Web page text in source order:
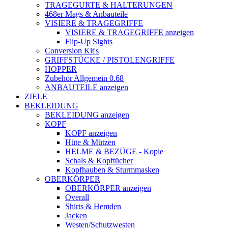
TRAGEGURTE & HALTERUNGEN
468er Mags & Anbauteile
VISIERE & TRAGEGRIFFE
VISIERE & TRAGEGRIFFE anzeigen
Flip-Up Sights
Conversion Kit's
GRIFFSTÜCKE / PISTOLENGRIFFE
HOPPER
Zubehör Allgemein 0.68
ANBAUTEILE anzeigen
ZIELE
BEKLEIDUNG
BEKLEIDUNG anzeigen
KOPF
KOPF anzeigen
Hüte & Mützen
HELME & BEZÜGE - Kopie
Schals & Kopftücher
Kopfhauben & Sturmmasken
OBERKÖRPER
OBERKÖRPER anzeigen
Overall
Shirts & Hemden
Jacken
Westen/Schutzwesten